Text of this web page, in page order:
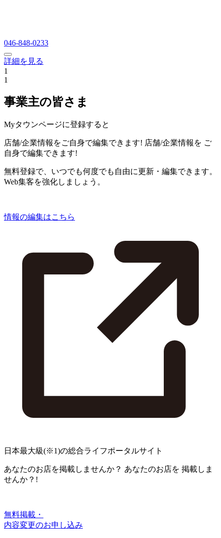
046-848-0233
詳細を見る
1
1
事業主の皆さま
Myタウンページに登録すると
店舗/企業情報をご自身で編集できます! 店舗/企業情報を ご
自身で編集できます!
無料登録で、いつでも何度でも自由に更新・編集できます。
Web集客を強化しましょう。
情報の編集はこちら
日本最大級(※1)の総合ライフポータルサイト
あなたのお店を掲載しませんか？ あなたのお店を 掲載しま
せんか？!
無料掲載・
内容変更のお申し込み